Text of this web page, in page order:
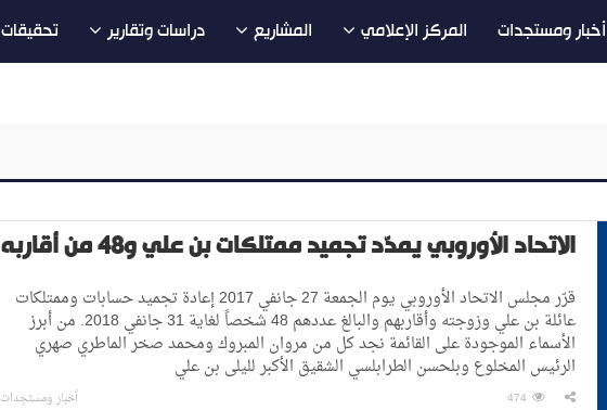
أخبار ومستجدات المركز الإعلامي المشاريع دراسات وتقارير تحقيقات
الاتحاد الأوروبي يمدّد تجميد ممتلكات بن علي و48 من أقاربه
قرّر مجلس الاتحاد الأوروبي يوم الجمعة 27 جانفي 2017 إعادة تجميد حسابات وممتلكات
عائلة بن علي وزوجته وأقاربهم والبالغ عددهم 48 شخصاً لغاية 31 جانفي 2018. من أبرز
الأسماء الموجودة على القائمة نجد كل من مروان المبروك ومحمد صخر الماطري صهري
الرئيس المخلوع وبلحسن الطرابلسي الشقيق الأكبر لليلى بن علي
أخبار ومستجدات 474